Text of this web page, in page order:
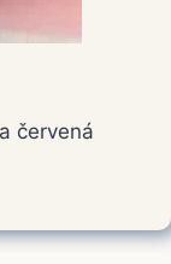
červená